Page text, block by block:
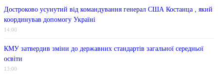
Достроково усунутий від командування генерал США Костанца , який
координував допомогу Україні
14:00
КМУ затвердив зміни до державних стандартів загальної середньої
освіти
13:00